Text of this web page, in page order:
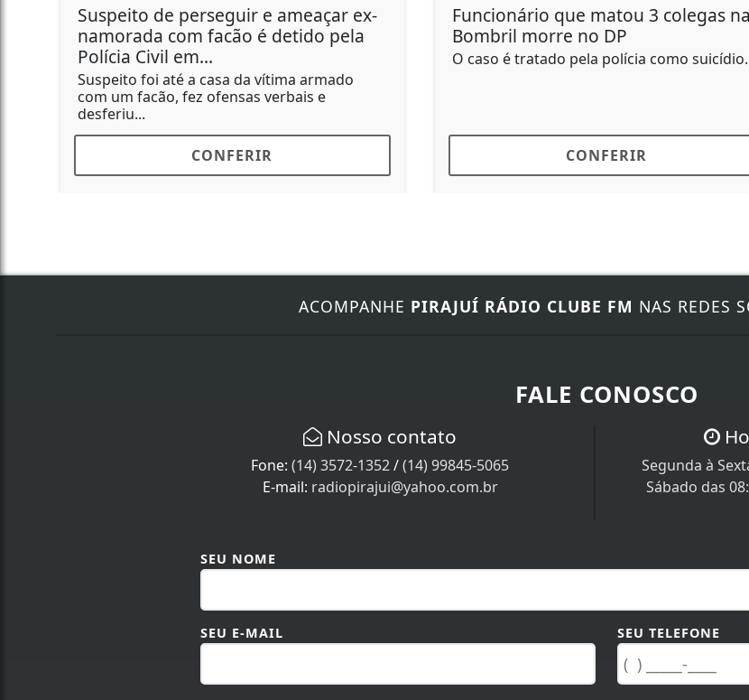
Suspeito de perseguir e ameaçar ex-
namorada com facão é detido pela
Polícia Civil em...
Suspeito foi até a casa da vítima armado
com um facão, fez ofensas verbais e
desferiu...
CONFERIR
Funcionário que matou 3 colegas na
Bombril morre no DP
O caso é tratado pela polícia como suicídio.
CONFERIR
ACOMPANHE PIRAJUÍ RÁDIO CLUBE FM NAS REDES
FALE CONOSCO
Nosso contato
Fone:(14) 3572-1352/(14) 99845-5065
E-mail: radiopirajui@yahoo.com.br
Segunda à
Sábado das
SEU NOME
SEU E-MAIL SEU TELEFONE